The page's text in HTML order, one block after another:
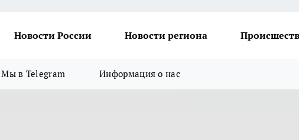
Новости России Новости региона
Мы в Telegram Информация о нас